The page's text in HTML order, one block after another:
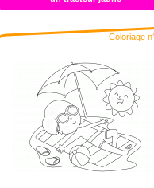
Coloriage